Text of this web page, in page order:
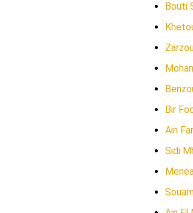
Bouti
Bir
Ain
Sidi